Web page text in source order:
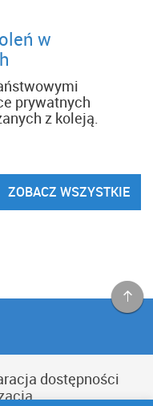
w
prywatnych
z koleją.
ZOBACZ WSZYSTKIE
dostępności